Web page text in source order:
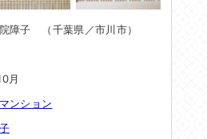
障子 （千葉県／市川市）
月
ンション